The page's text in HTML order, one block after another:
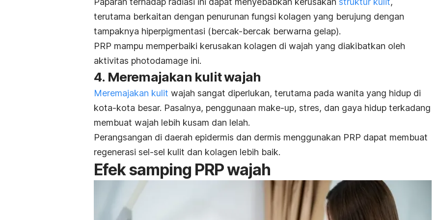
terutama berkaitan dengan penurunan fungsi kolagen yang berujung dengan
tampaknya hiperpigmentasi (bercak-bercak berwarna gelap).
PRP mampu memperbaiki kerusakan kolagen di wajah yang diakibatkan oleh
aktivitas photodamage ini.
4. Meremajakan kulit wajah
Meremajakan kulit wajah sangat diperlukan, terutama pada wanita yang hidup di
kota-kota besar. Pasalnya, penggunaan make-up, stres, dan gaya hidup terkadang
membuat wajah lebih kusam dan lelah.
Perangsangan di daerah epidermis dan dermis menggunakan PRP dapat membuat
regenerasi sel-sel kulit dan kolagen lebih baik.
Efek samping PRP wajah